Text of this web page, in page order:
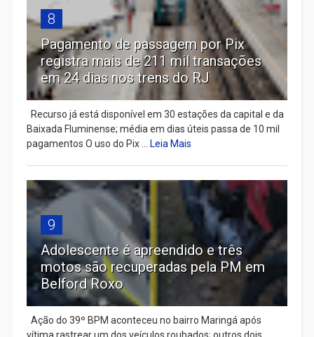
8
Pagamento de passagem por Pix
registra mais de 211 mil transações
em 24 dias nos trens do RJ
Recurso já está disponível em 30 estações da capital e da
Baixada Fluminense; média em dias úteis passa de 10 mil
pagamentos O uso do Pix ...
Leia Mais
9
Adolescente é apreendido e três
motos são recuperadas pela PM em
Belford Roxo
Ação do 39º BPM aconteceu no bairro Maringá após